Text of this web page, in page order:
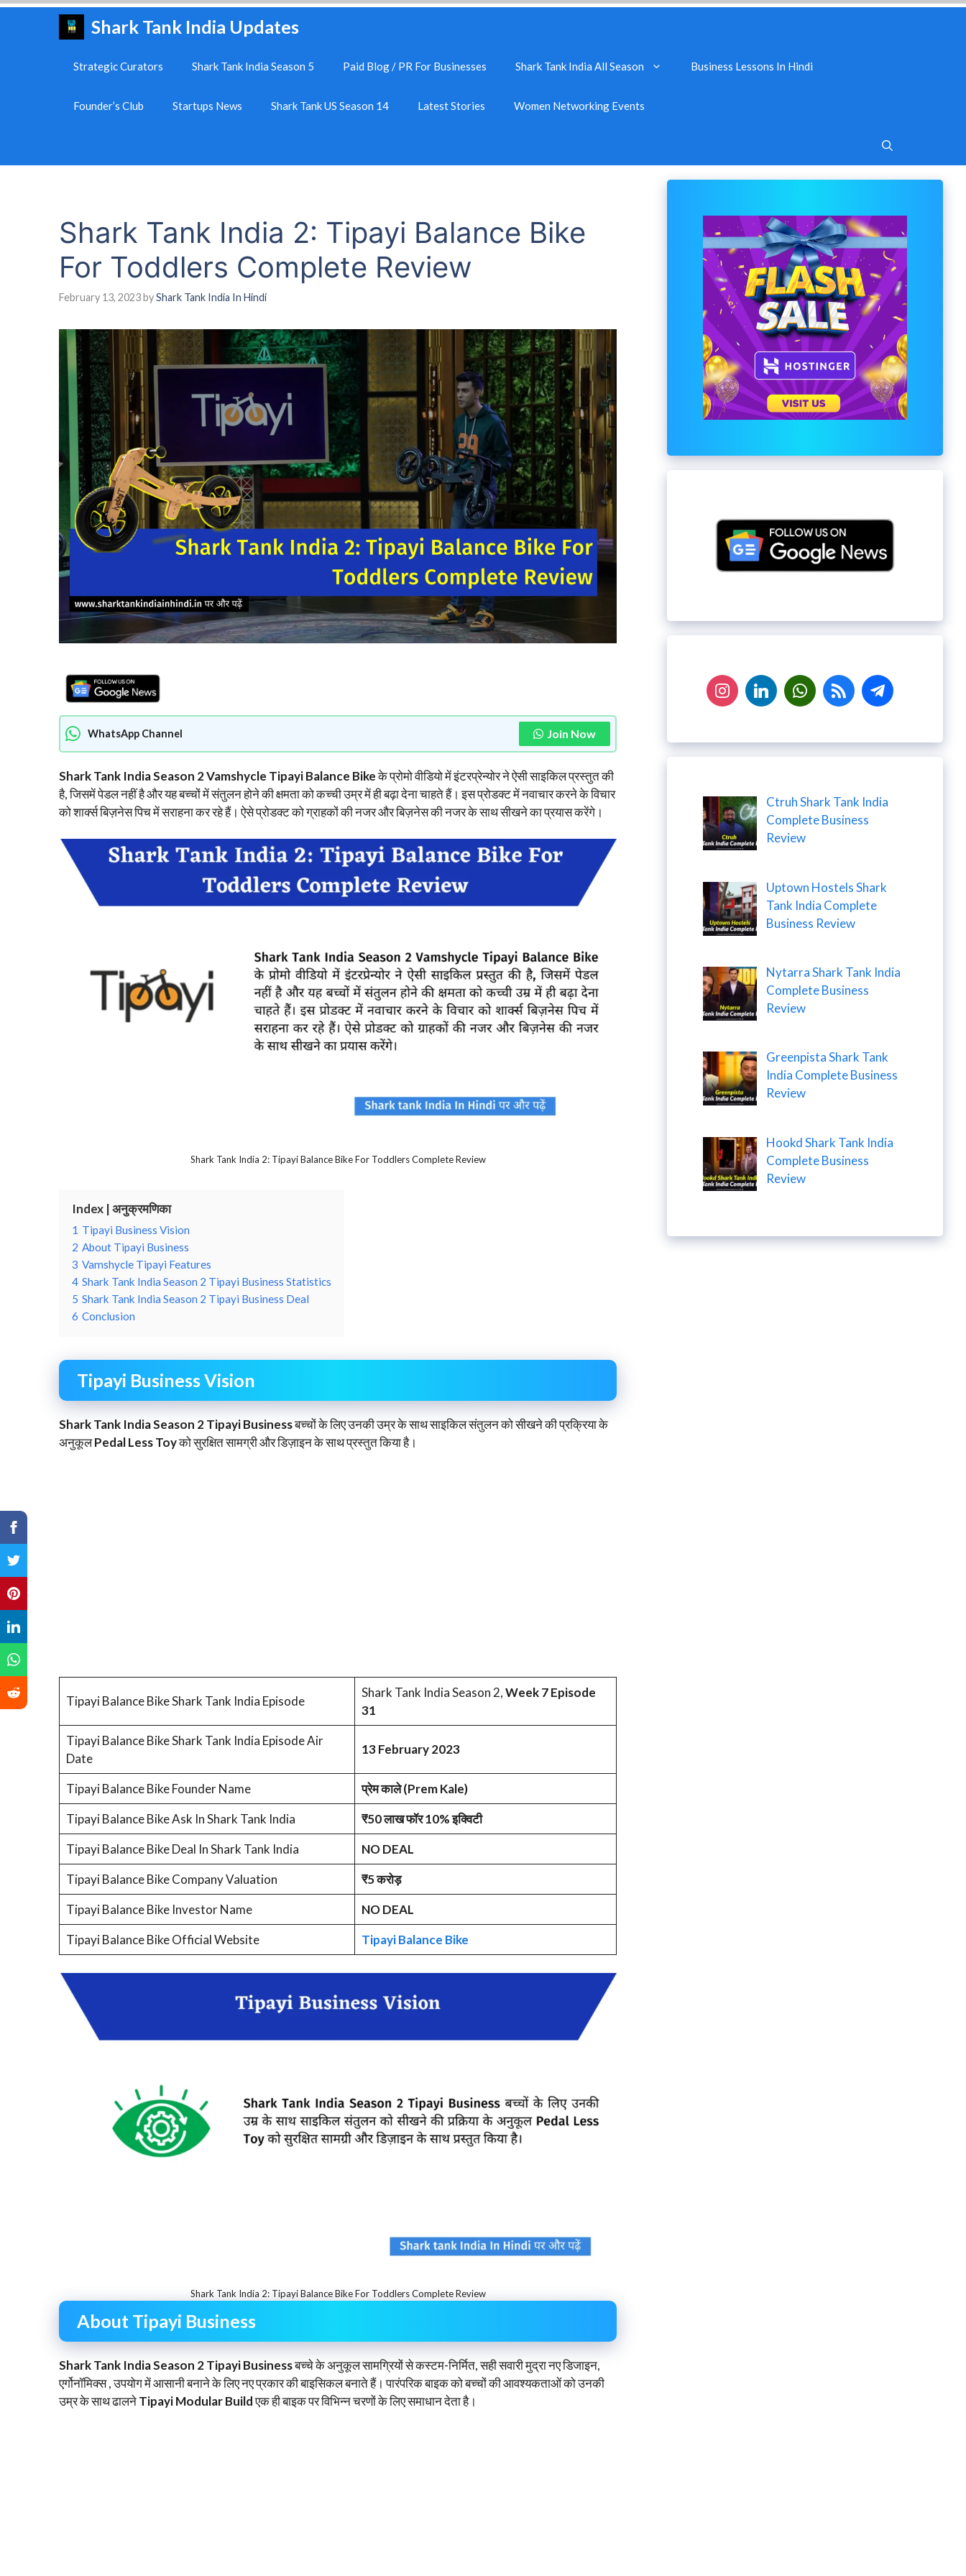
Shark Tank India Updates
Strategic Curators Shark Tank India Season 5 Paid Blog / PR For Businesses Shark Tank India All Season Business Lessons In Hindi
Founder’s Club Startups News Shark Tank US Season 14 Latest Stories Women Networking Events
Shark Tank India 2: Tipayi Balance Bike
For Toddlers Complete Review
February 13, 2023byShark Tank India In Hindi
WhatsApp Channel Join Now
Shark Tank India Season 2 Vamshycle Tipayi Balance Bikeके प्रोमो वीडियो में इंटरप्रेन्योर ने ऐसी साइकिल प्रस्तुत की
है, जिसमें पेडल नहीं है और यह बच्चों में संतुलन होने की क्षमता को कच्ची उम्र में ही बढ़ा देना चाहते हैं। इस प्रोडक्ट में नवाचार करने के विचार
को शार्क्स बिज़नेस पिच में सराहना कर रहे हैं। ऐसे प्रोडक्ट को ग्राहकों की नजर और बिज़नेस की नजर के साथ सीखने का प्रयास करेंगे।
Shark Tank India 2: Tipayi Balance Bike For Toddlers Complete Review
Index | अनुक्रमणिका
1 Tipayi Business Vision
2 About Tipayi Business
3 Vamshycle Tipayi Features
4 Shark Tank India Season 2 Tipayi Business Statistics
5 Shark Tank India Season 2 Tipayi Business Deal
6 Conclusion
Tipayi Business Vision
Shark Tank India Season 2 Tipayi Businessबच्चों के लिए उनकी उम्र के साथ साइकिल संतुलन को सीखने की प्रक्रिया के
अनुकूलPedal Less Toyको सुरक्षित सामग्री और डिज़ाइन के साथ प्रस्तुत किया है।
Tipayi Balance Bike Shark Tank India Episode
Shark Tank India Season 2,Week 7 Episode
31
Tipayi Balance Bike Shark Tank India Episode Air
Date
13 February 2023
Tipayi Balance Bike Founder Name
प्रेम काले (Prem Kale)
Tipayi Balance Bike Ask In Shark Tank India
₹50 लाख फॉर 10% इक्विटी
Tipayi Balance Bike Deal In Shark Tank India
NO DEAL
Tipayi Balance Bike Company Valuation
₹5 करोड़
Tipayi Balance Bike Investor Name
NO DEAL
Tipayi Balance Bike Official Website
Tipayi Balance Bike
Shark Tank India 2: Tipayi Balance Bike For Toddlers Complete Review
About Tipayi Business
Shark Tank India Season 2 Tipayi Businessबच्चे के अनुकूल सामग्रियों से कस्टम-निर्मित, सही सवारी मुद्रा नए डिजाइन,
एर्गोनॉमिक्स , उपयोग में आसानी बनाने के लिए नए प्रकार की बाइसिकल बनाते हैं। पारंपरिक बाइक को बच्चों की आवश्यकताओं को उनकी
उम्र के साथ ढालनेTipayi Modular Buildएक ही बाइक पर विभिन्न चरणों के लिए समाधान देता है।
Ctruh Shark Tank India
Complete Business
Review
Uptown Hostels Shark
Tank India Complete
Business Review
Nytarra Shark Tank India
Complete Business
Review
Greenpista Shark Tank
India Complete Business
Review
Hookd Shark Tank India
Complete Business
Review